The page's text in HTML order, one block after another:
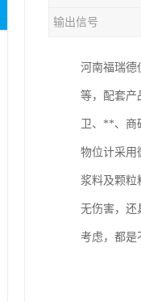
输出信号
河南福瑞德
等，配套产
卫、**、
物位计采用
浆料及颗粒
无伤害，还
考虑，都是